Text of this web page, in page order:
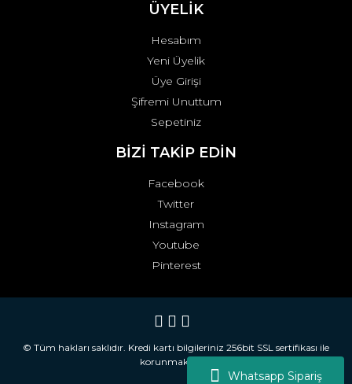
Whatsapp Sipariş
ÜYELİK
Hesabım
Yeni Üyelik
Üye Girişi
Şifremi Unuttum
Sepetiniz
BİZİ TAKİP EDİN
Facebook
Twitter
Instagram
Youtube
Pinterest
© Tüm hakları saklıdır. Kredi kartı bilgileriniz 256bit SSL sertifikası ile
korunmaktadır.